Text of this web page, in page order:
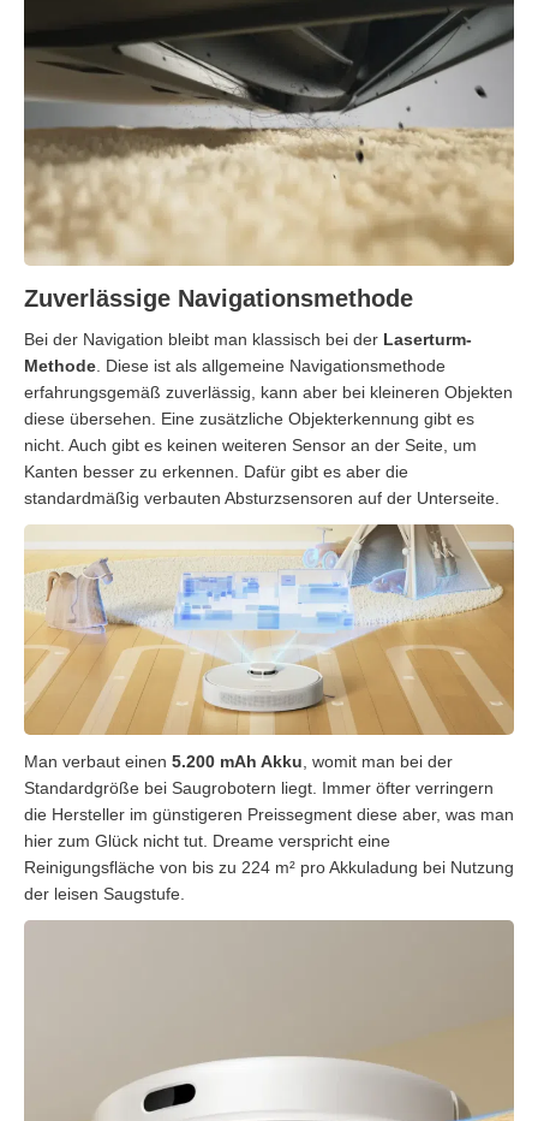
Zuverlässige Navigationsmethode
Bei der Navigation bleibt man klassisch bei der Laserturm-
Methode. Diese ist als allgemeine Navigationsmethode
erfahrungsgemäß zuverlässig, kann aber bei kleineren Objekten
diese übersehen. Eine zusätzliche Objekterkennung gibt es
nicht. Auch gibt es keinen weiteren Sensor an der Seite, um
Kanten besser zu erkennen. Dafür gibt es aber die
standardmäßig verbauten Absturzsensoren auf der Unterseite.
Man verbaut einen 5.200 mAh Akku , womit man bei der
Standardgröße bei Saugrobotern liegt. Immer öfter verringern
die Hersteller im günstigeren Preissegment diese aber, was man
hier zum Glück nicht tut. Dreame verspricht eine
Reinigungsfläche von bis zu 224 m² pro Akkuladung bei Nutzung
der leisen Saugstufe.